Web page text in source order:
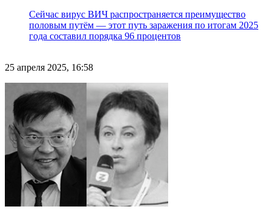
Сейчас вирус ВИЧ распространяется преимущество
половым путём — этот путь заражения по итогам 2025
года составил порядка 96 процентов
25 апреля 2025, 16:58